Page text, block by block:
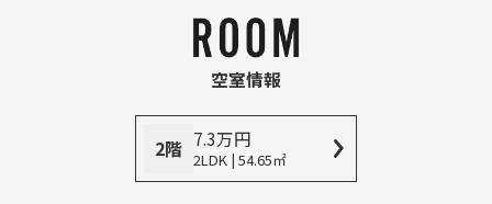
空室情報
2階 7.3万円
2LDK | 54.65㎡